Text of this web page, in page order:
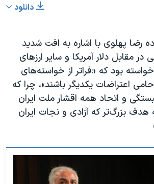
720p
1080p
دانلود
رضا پهلوی با اشاره به افت شدید
مقابل دلار آمریکا و سایر ارزهای
خواسته بود که «فراتر از خواسته‌های
اعتراضات یکدیگر باشند»، چرا که
و اتحاد همه اقشار ملت ایران
بزرگ‌تر که آزادی و نجات ایران